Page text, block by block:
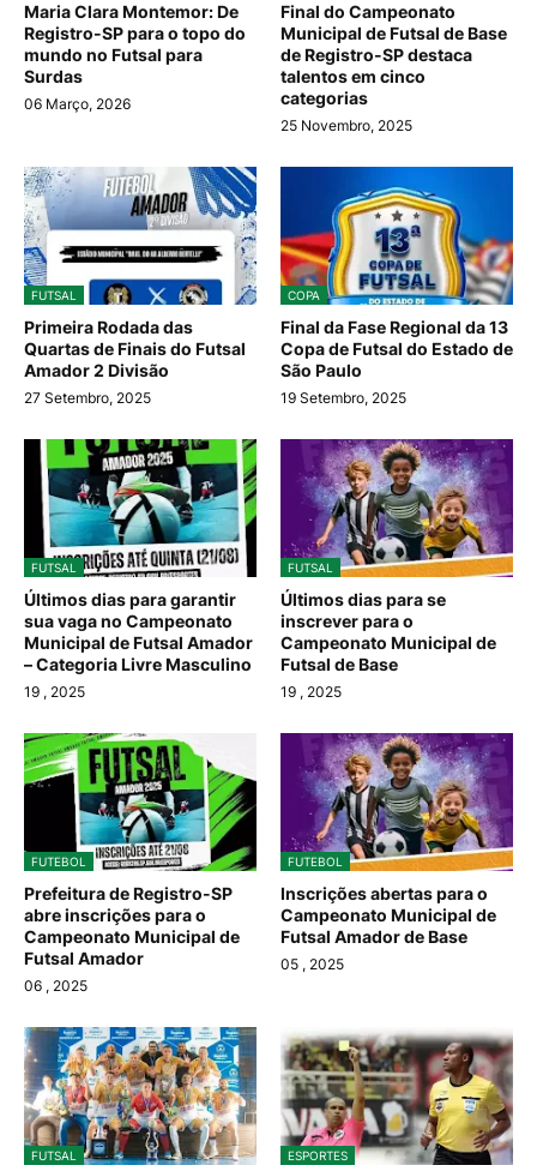
Maria Clara Montemor: De
Registro-SP para o topo do
mundo no Futsal para
Surdas
06 Março, 2026
Final do Campeonato
Municipal de Futsal de Base
de Registro-SP destaca
talentos em cinco
categorias
25 Novembro, 2025
FUTSAL
Primeira Rodada das
Quartas de Finais do Futsal
Amador 2 Divisão
27 Setembro, 2025
COPA
Final da Fase Regional da 13
Copa de Futsal do Estado de
São Paulo
19 Setembro, 2025
FUTSAL
Últimos dias para garantir
sua vaga no Campeonato
Municipal de Futsal Amador
– Categoria Livre Masculino
19 , 2025
FUTSAL
Últimos dias para se
inscrever para o
Campeonato Municipal de
Futsal de Base
19 , 2025
FUTEBOL
Prefeitura de Registro-SP
abre inscrições para o
Campeonato Municipal de
Futsal Amador
06 , 2025
FUTEBOL
Inscrições abertas para o
Campeonato Municipal de
Futsal Amador de Base
05 , 2025
FUTSAL ESPORTES